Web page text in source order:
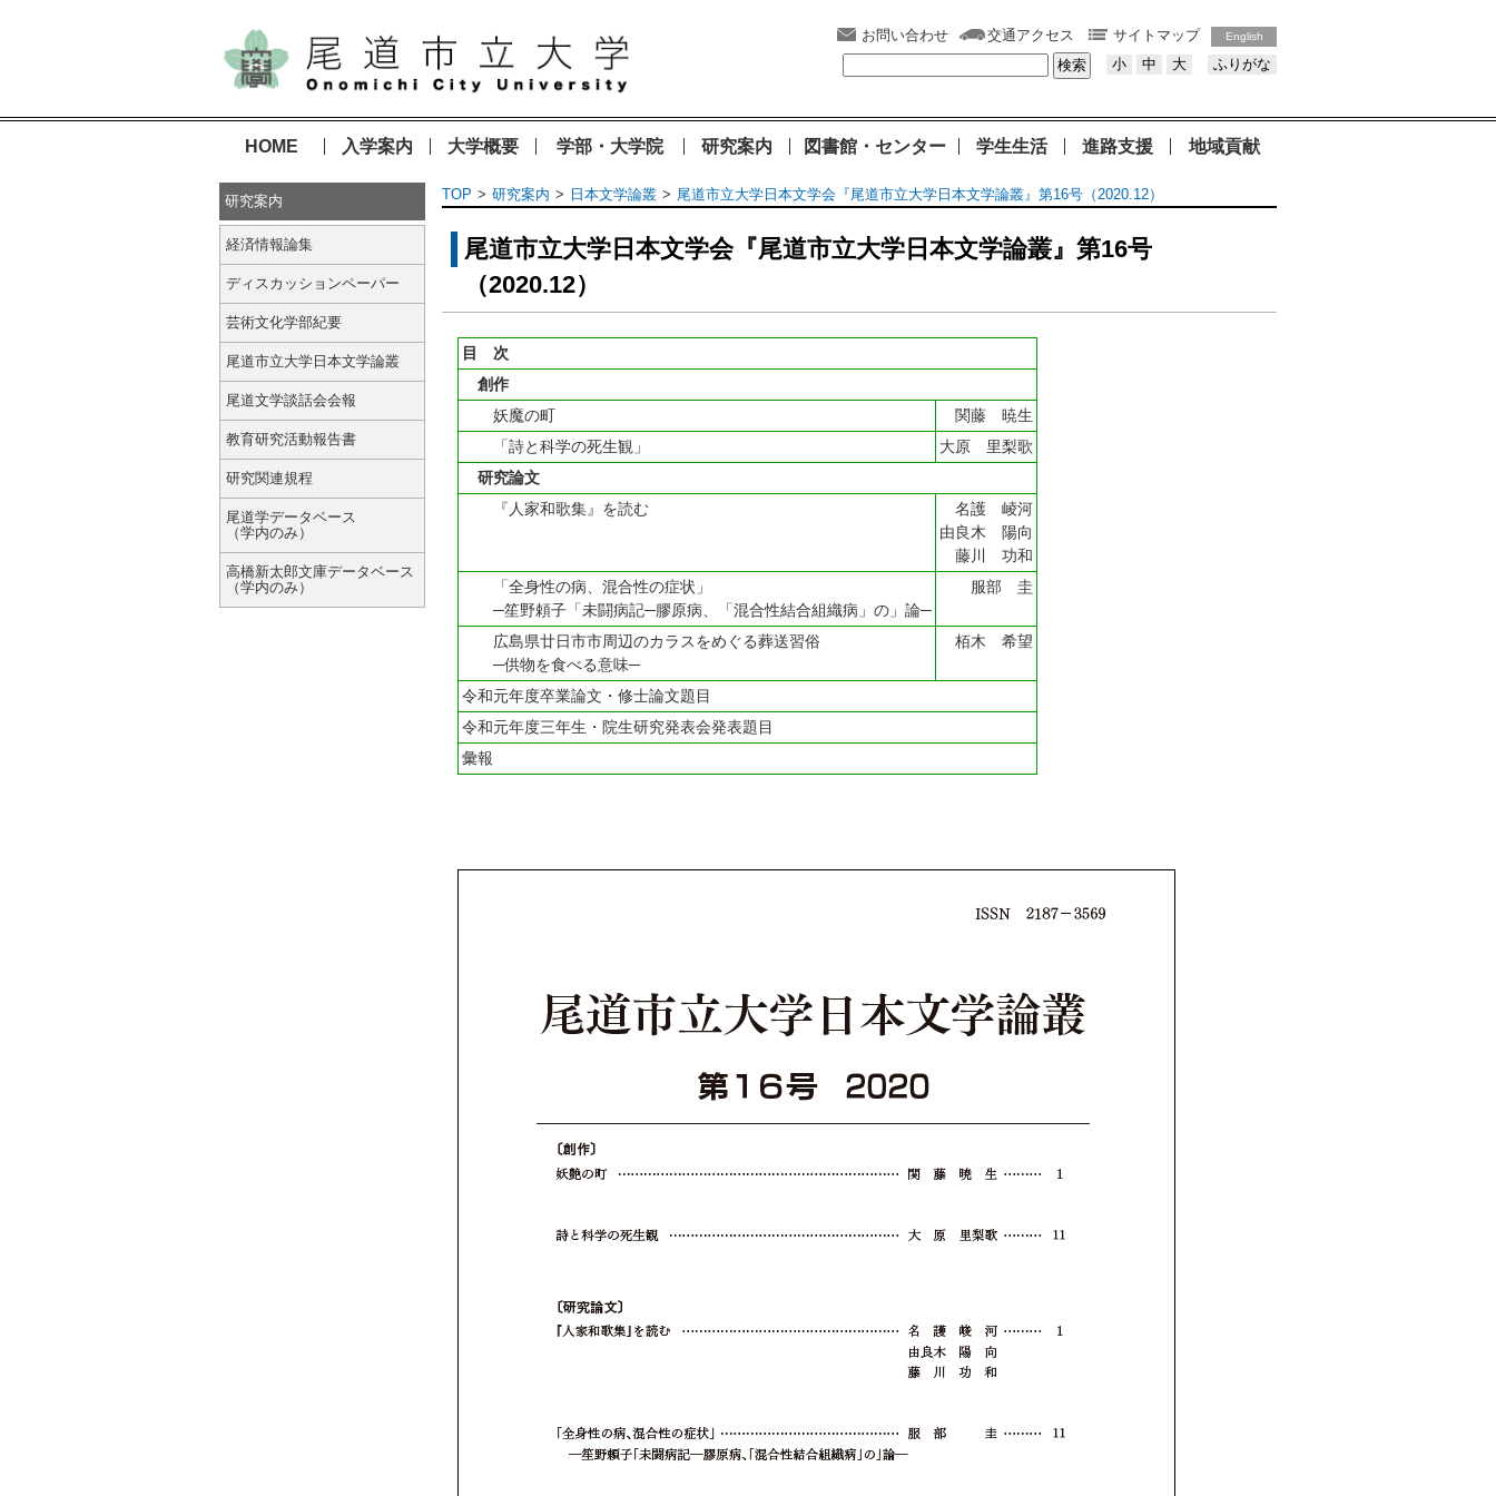
お問い合わせ 交通アクセス サイトマップ English
小 中 大 ふりがな
HOME 入学案内 大学概要 学部・大学院 研究案内 図書館・センター 学生生活 進路支援 地域貢献
TOP 研究案内 日本文学論叢 尾道市立大学日本文学会『尾道市立大学日本文学論叢』第16号（2020.12）
尾道市立大学日本文学会『尾道市立大学日本文学論叢』第16号
（2020.12）
目 次
創作
妖魔の町
関藤 暁生
「詩と科学の死生観」
大原 里梨歌
研究論文
『人家和歌集』を読む
名護崚河
由良木 陽向
藤川 功和
「全身性の病、混合性の症状」
─笙野頼子「未闘病記─膠原病、「混合性結合組織病」の」論─
服部 圭
広島県廿日市市周辺のカラスをめぐる葬送習俗
─供物を食べる意味─
栢木 希望
令和元年度卒業論文・修士論文題目
令和元年度三年生・院生研究発表会発表題目
彙報
研究案内
経済情報論集
ディスカッションペーパー
芸術文化学部紀要
尾道市立大学日本文学論叢
尾道文学談話会会報
教育研究活動報告書
研究関連規程
尾道学データベース
（学内のみ）
高橋新太郎文庫データベース
（学内のみ）